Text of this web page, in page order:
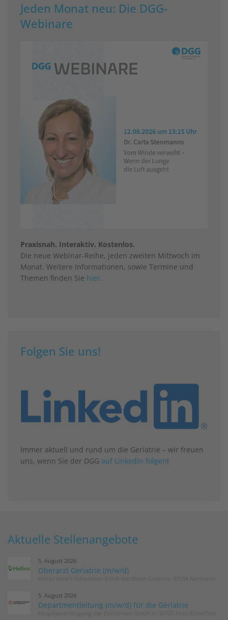
Jeden Monat neu: Die DGG-
Webinare
Praxisnah. Interaktiv. Kostenlos.
Die neue Webinar-Reihe, jeden zweiten Mittwoch im
Monat. Weitere Informationen, sowie Termine und
Themen finden Sie hier.
Folgen Sie uns!
Immer aktuell und rund um die Geriatrie – wir freuen
uns, wenn Sie der DGG auf LinkedIn folgen!
Aktuelle Stellenangebote
5. August 2026
Oberarzt Geriatrie (m/w/d)
5. August 2026
Departmentleitung (m/w/d) für die Geriatrie